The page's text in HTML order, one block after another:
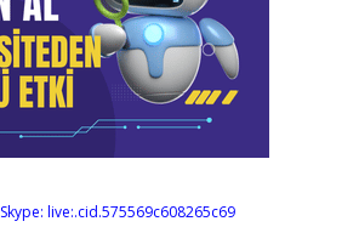
Skype: live:.cid.575569c608265c69